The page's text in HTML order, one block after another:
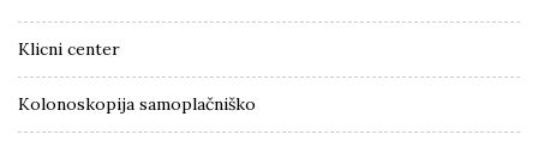
Klicni center
Kolonoskopija samoplačniško